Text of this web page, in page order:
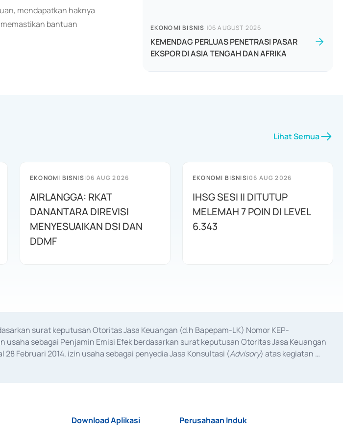
mendapatkan haknya
bantuan
EKONOMI BISNIS |06 AUGUST 2026
KEMENDAG PERLUAS PENETRASI PASAR
EKSPOR DI ASIA TENGAH DAN AFRIKA
Lihat Semua
EKONOMI BISNIS|06 AUG 2026
AIRLANGGA: RKAT
DANANTARA DIREVISI
MENYESUAIKAN DSI DAN
DDMF
EKONOMI BISNIS|06 AUG 2026
IHSG SESI II DITUTUP
MELEMAH 7 POIN DI LEVEL
6.343
surat keputusan Otoritas Jasa Keuangan (d.h Bapepam-LK) Nomor KEP-
usaha sebagai Penjamin Emisi Efek berdasarkan surat keputusan Otoritas Jasa Keuangan
Februari 2014, izin usaha sebagai penyedia Jasa Konsultasi (Advisory) atas kegiatan
Download Aplikasi Perusahaan Induk